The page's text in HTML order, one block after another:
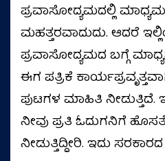
ಪ್ರವಾಸೋದ್ಯಮದಲ್ಲಿ
ಮಹತ್ತರವಾದುದು. ಆದರೆ
ಪ್ರವಾಸೋದ್ಯಮದ ಬಗ್ಗೆ
ಈಗ ಪತ್ರಿಕೆ
ಪುಟಗಳ ಮಾಹಿತಿ
ನೀವು ಪ್ರತಿ ಓದುಗನಿಗೆ
ನೀಡುತ್ತಿದ್ದೀರಿ. ಇದು